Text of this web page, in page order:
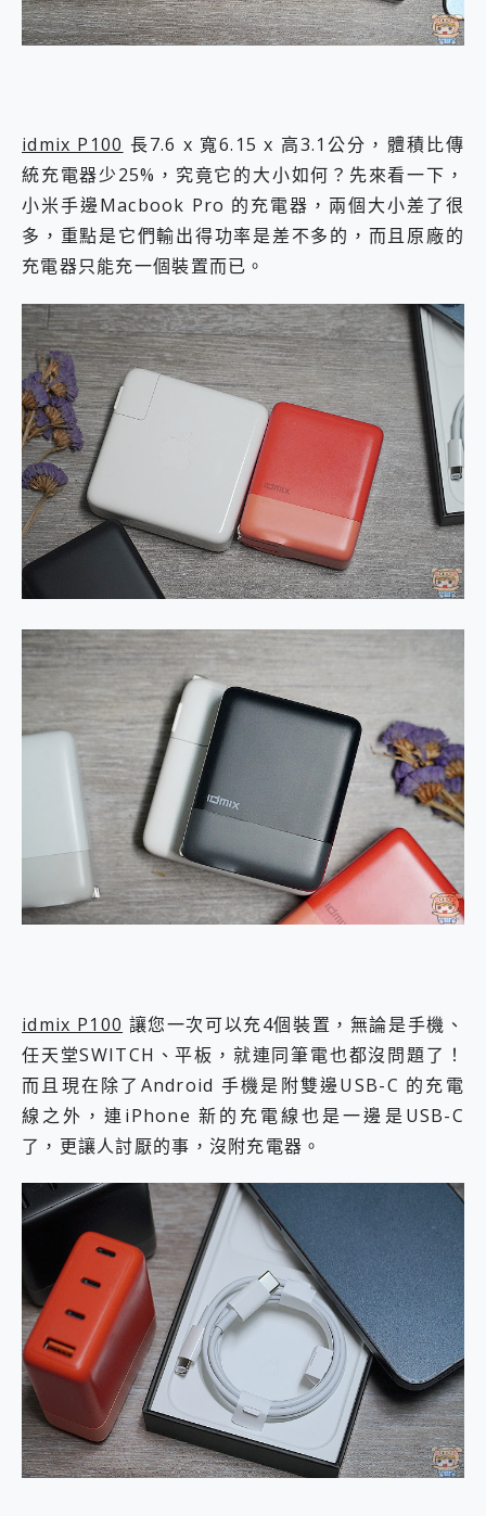
idmix P100 長7.6 x 寬6.15 x 高3.1公分，體積比傳
統充電器少25%，究竟它的大小如何？先來看一下，
小米手邊Macbook Pro 的充電器，兩個大小差了很
多，重點是它們輸出得功率是差不多的，而且原廠的
充電器只能充一個裝置而已。
idmix P100 讓您一次可以充4個裝置，無論是手機、
任天堂SWITCH、平板，就連同筆電也都沒問題了！
而且現在除了Android 手機是附雙邊USB-C 的充電
線之外，連iPhone 新的充電線也是一邊是USB-C
了，更讓人討厭的事，沒附充電器。